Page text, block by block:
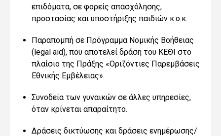
επιδόματα, σε φορείς απασχόλησης,
προστασίας και υποστήριξης παιδιών κ.ο.κ.
Παραπομπή σε Πρόγραμμα Νομικής Βοήθειας
(legal aid), που αποτελεί δράση του ΚΕΘΙ στο
πλαίσιο της Πράξης «Οριζόντιες Παρεμβάσεις
Εθνικής Εμβέλειας».
Συνοδεία των γυναικών σε άλλες υπηρεσίες,
όταν κρίνεται απαραίτητο.
Δράσεις δικτύωσης και δράσεις ενημέρωσης/